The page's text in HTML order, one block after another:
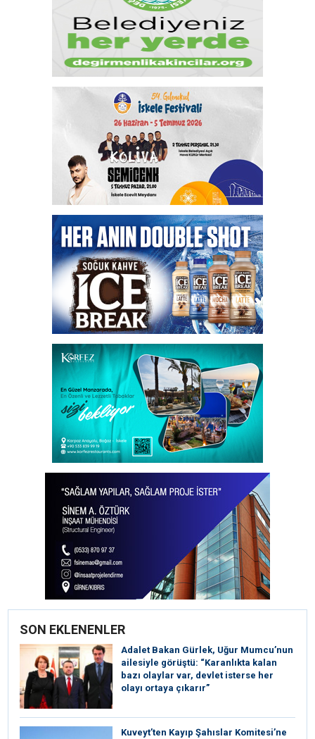
SON EKLENENLER
Adalet Bakan Gürlek, Uğur Mumcu’nun
ailesiyle görüştü: “Karanlıkta kalan
bazı olaylar var, devlet isterse her
olayı ortaya çıkarır”
Kuveyt’ten Kayıp Şahıslar Komitesi’ne